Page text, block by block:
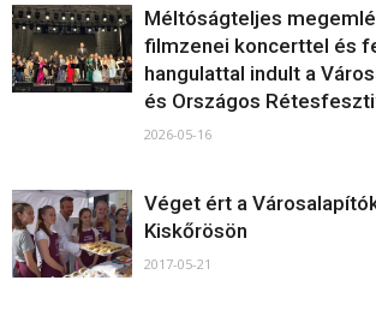
Méltóságteljes
filmzenei koncerttel és
hangulattal indult a
és Országos
2026-05-16
Véget ért a
Kiskőrösön
2017-05-21